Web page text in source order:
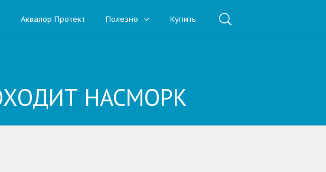
Аквалор Протект Полезно Купить
НАСМОРК